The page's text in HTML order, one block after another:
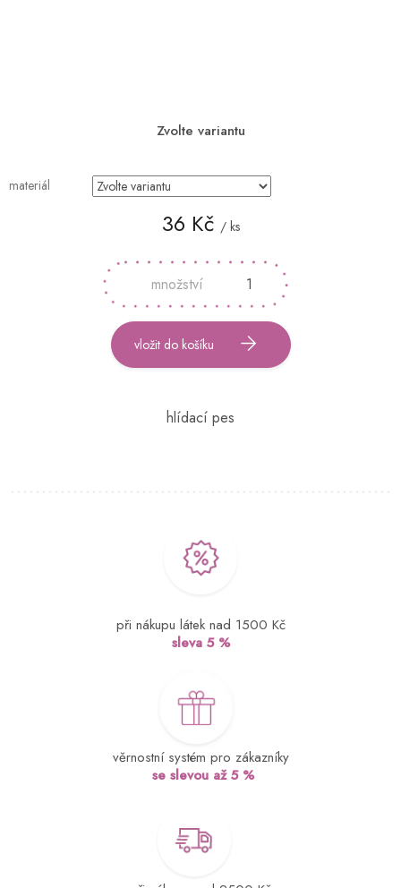
36 Kč / ks
cena:
Zvolte variantu
materiál
vložit do košíku
při nákupu látek nad 1500 Kč
sleva 5 %
věrnostní systém pro zákazníky
se slevou až 5 %